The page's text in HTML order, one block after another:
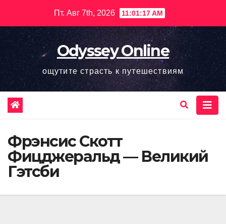
содержимому
Пт. Авг 7th, 2026 11:01:18 AM
Odyssey Online
ощутите страсть к путешествиям
Фрэнсис Скотт
Фицджеральд — Великий
Гэтсби